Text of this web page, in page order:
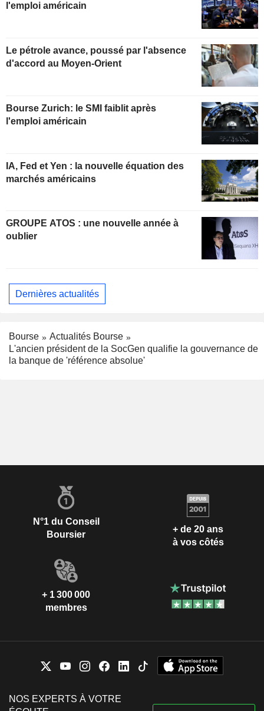
l'emploi américain
Le pétrole avance, poussé par l'absence
d'accord au Moyen-Orient
Bourse Zurich: le SMI faiblit après
l'emploi américain
IA, Fed et Yen : la nouvelle équation des
marchés américains
GROUPE ATOS : une nouvelle année à
oublier
Dernières actualités
Bourse
Actualités Bourse
L'ancien président de la SocGen qualifie la gouvernance de
la banque de 'référence absolue'
N°1 du Conseil
Boursier
+ de 20 ans
à vos côtés
+ 1 300 000
membres
NOS EXPERTS À VOTRE